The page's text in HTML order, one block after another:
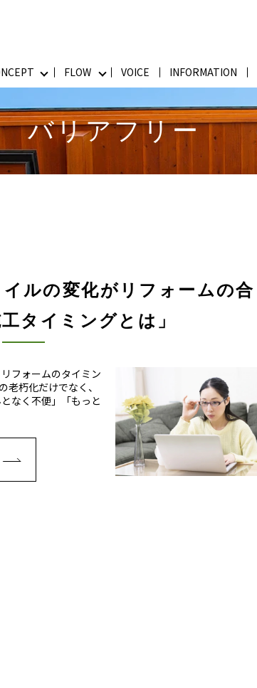
FLOW VOICE INFORMATION
バリアフリー
イルの変化がリフォームの合
タイミングとは」
フォームのタイミン
朽化だけでなく、
なく不便」「もっと